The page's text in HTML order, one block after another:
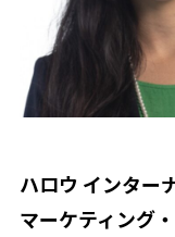
ハロウ インター
マーケティング